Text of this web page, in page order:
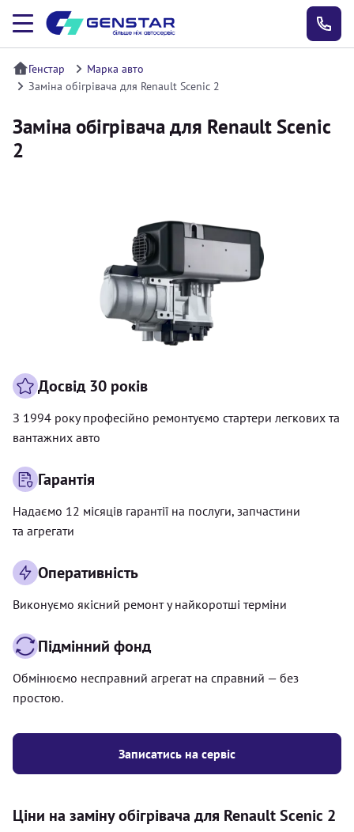
Генстар
Марка авто
Заміна обігрівача для Renault Scenic 2
Заміна обігрівача для Renault Scenic
2
Записатись на сервіс
Досвід 30 років
З 1994 року професійно ремонтуємо стартери легкових та
вантажних авто
Гарантія
Надаємо 12 місяців гарантії на послуги, запчастини
та агрегати
Оперативність
Виконуємо якісний ремонт у найкоротші терміни
Підмінний фонд
Обмінюємо несправний агрегат на справний — без
простою.
Ціни на заміну обігрівача для Renault Scenic 2